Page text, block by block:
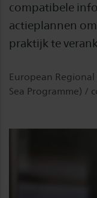
compatibele
actieplannen
praktijk te
European
Sea Programme) /